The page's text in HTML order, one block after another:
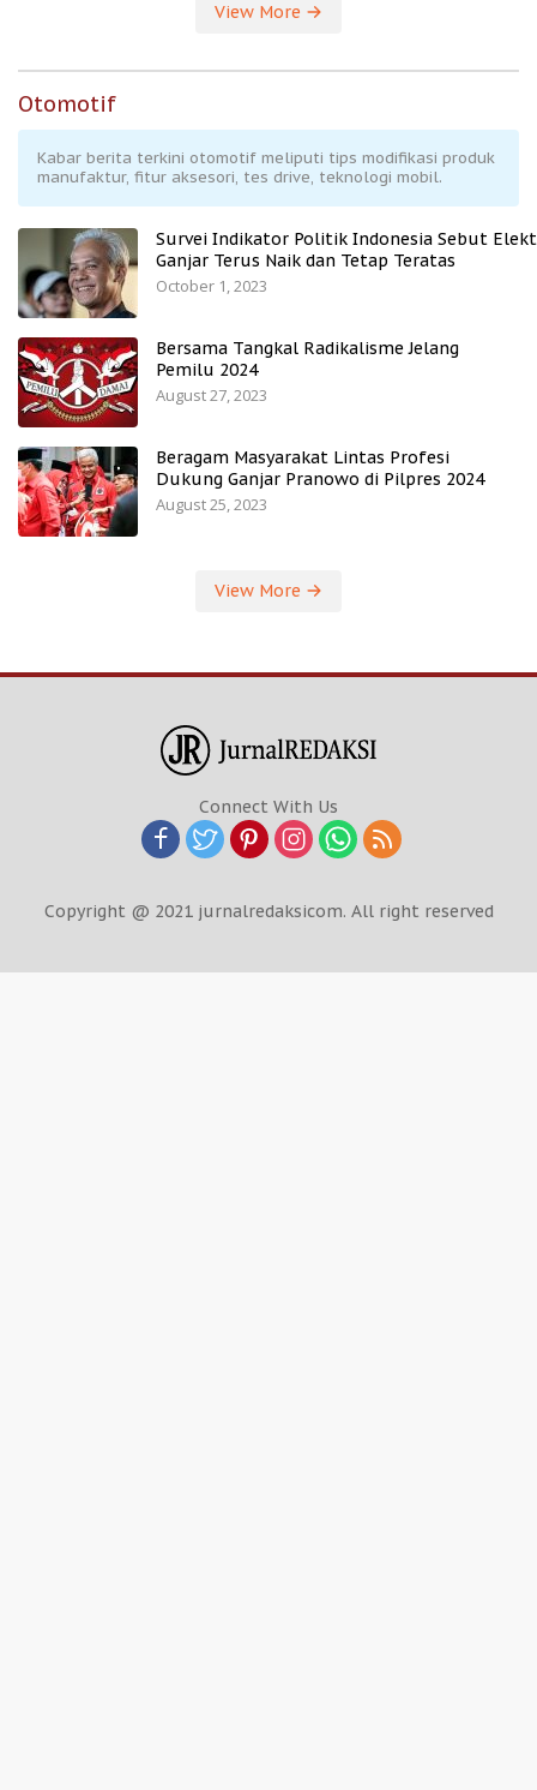
View More
Otomotif
Kabar berita terkini otomotif meliputi tips modifikasi produk
manufaktur, fitur aksesori, tes drive, teknologi mobil.
Survei Indikator Politik Indonesia Sebut
Ganjar Terus Naik dan Tetap Teratas
October 1, 2023
Bersama Tangkal Radikalisme Jelang
Pemilu 2024
August 27, 2023
Beragam Masyarakat Lintas Profesi
Dukung Ganjar Pranowo di Pilpres 2024
August 25, 2023
View More
Connect With Us
Copyright @ 2021 jurnalredaksicom. All right reserved